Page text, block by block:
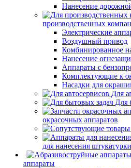
Нанесение
производственных
Электрические
Воздушный привод
Комбинированное
Нанесение
Аппараты с
Комплектующие к
Насадки для
Для
Для
окрасочных аппаратов
для нанесения штукатурки
аппараты